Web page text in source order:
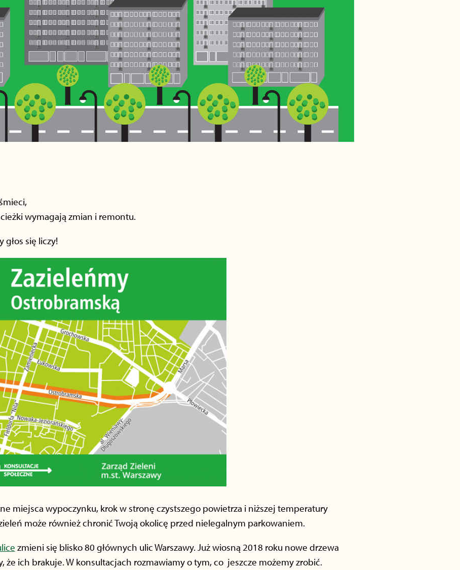
wymagają zmian i remontu.
głos się liczy!
miejsca wypoczynku, krok w stronę czystszego powietrza i niższej temperatury
może również chronić Twoją okolicę przed nielegalnym parkowaniem.
zmieni się blisko 80 głównych ulic Warszawy. Już wiosną 2018 roku nowe drzewa
że ich brakuje. W konsultacjach rozmawiamy o tym, co jeszcze możemy zrobić.